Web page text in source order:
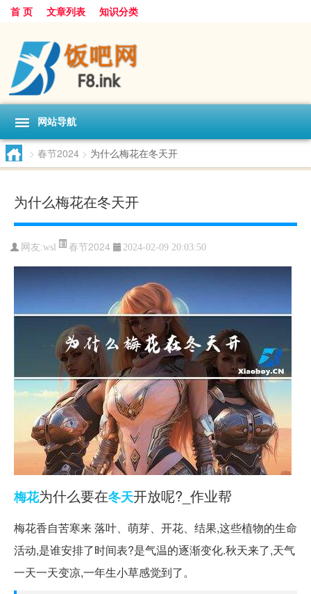
首 页 文章列表 知识分类
网站导航
> 春节2024 > 为什么梅花在冬天开
为什么梅花在冬天开
网友:wsl 春节2024 2024-02-09 20:03:50
梅花为什么要在冬天开放呢?_作业帮
梅花香自苦寒来 落叶、萌芽、开花、结果,这些植物的生命
活动,是谁安排了时间表?是气温的逐渐变化.秋天来了,天气
一天一天变凉,一年生小草感觉到了。